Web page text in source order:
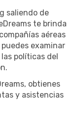
saliendo de
te brinda
aéreas
examinar
políticas del
obtienes
y asistencias